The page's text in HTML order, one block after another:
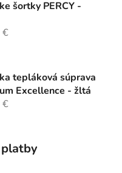
šortky PERCY -
€
tepláková súprava
Excellence - žltá
€